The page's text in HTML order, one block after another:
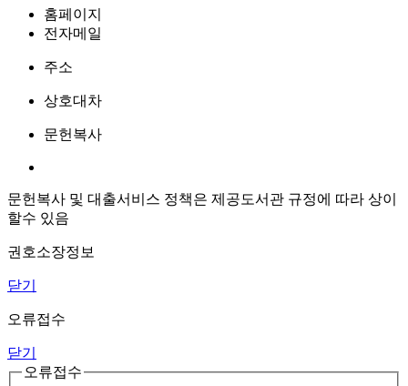
홈페이지
전자메일
주소
상호대차
문헌복사
문헌복사 및 대출서비스 정책은 제공도서관 규정에 따라 상이
할수 있음
권호소장정보
닫기
오류접수
닫기
오류접수